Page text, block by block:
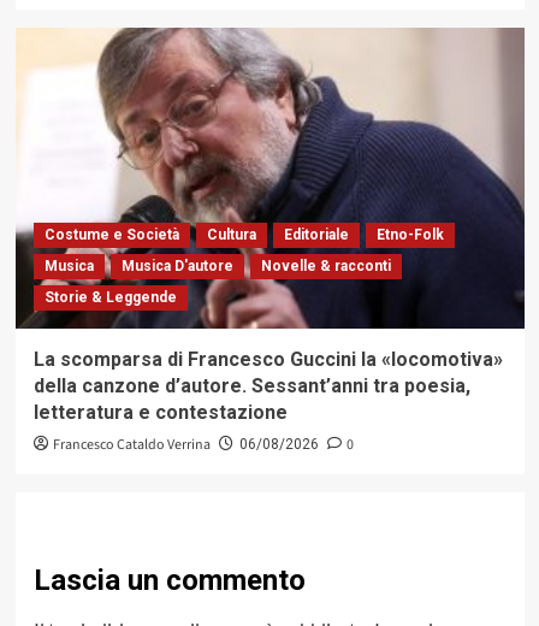
Costume e Società Cultura Editoriale
Etno-Folk
Musica
Musica D'autore
Novelle & racconti
Storie & Leggende
La scomparsa di Francesco Guccini la «locomotiva»
della canzone d’autore. Sessant’anni tra poesia,
letteratura e contestazione
Francesco Cataldo Verrina 06/08/2026 0
Lascia un commento